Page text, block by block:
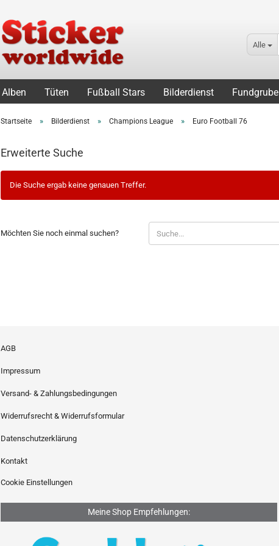
Alle
Alben Tüten Fußball Stars Bilderdienst Fundgrube
Startseite » Bilderdienst » Champions League » Euro Football 76
Erweiterte Suche
Die Suche ergab keine genauen Treffer.
SIE
Möchten Sie noch einmal suchen?
AGB
Impressum
Versand- & Zahlungsbedingungen
Widerrufsrecht & Widerrufsformular
Datenschutzerklärung
Kontakt
Cookie Einstellungen
Meine Shop Empfehlungen: